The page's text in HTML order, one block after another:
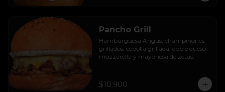
Pancho Grill
Hamburguesa Angus, champiñones
grillados, cebolla grillada, doble queso
mozzarella y mayonesa de zetas.
$10.900